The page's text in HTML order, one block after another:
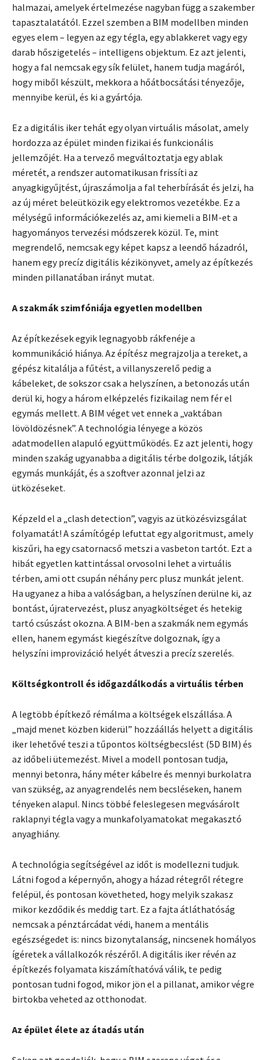
halmazai, amelyek értelmezése nagyban függ a szakember
tapasztalatától. Ezzel szemben a BIM modellben minden
egyes elem – legyen az egy tégla, egy ablakkeret vagy egy
darab hőszigetelés – intelligens objektum. Ez azt jelenti,
hogy a fal nemcsak egy sík felület, hanem tudja magáról,
hogy miből készült, mekkora a hőátbocsátási tényezője,
mennyibe kerül, és ki a gyártója.
Ez a digitális iker tehát egy olyan virtuális másolat, amely
hordozza az épület minden fizikai és funkcionális
jellemzőjét. Ha a tervező megváltoztatja egy ablak
méretét, a rendszer automatikusan frissíti az
anyagkigyűjtést, újraszámolja a fal teherbírását és jelzi, ha
az új méret beleütközik egy elektromos vezetékbe. Ez a
mélységű információkezelés az, ami kiemeli a BIM-et a
hagyományos tervezési módszerek közül. Te, mint
megrendelő, nemcsak egy képet kapsz a leendő házadról,
hanem egy precíz digitális kézikönyvet, amely az építkezés
minden pillanatában irányt mutat.
A szakmák szimfóniája egyetlen modellben
Az építkezések egyik legnagyobb rákfenéje a
kommunikáció hiánya. Az építész megrajzolja a tereket, a
gépész kitalálja a fűtést, a villanyszerelő pedig a
kábeleket, de sokszor csak a helyszínen, a betonozás után
derül ki, hogy a három elképzelés fizikailag nem fér el
egymás mellett. A BIM véget vet ennek a „vaktában
lövöldözésnek”. A technológia lényege a közös
adatmodellen alapuló együttműködés. Ez azt jelenti, hogy
minden szakág ugyanabba a digitális térbe dolgozik, látják
egymás munkáját, és a szoftver azonnal jelzi az
ütközéseket.
Képzeld el a „clash detection”, vagyis az ütközésvizsgálat
folyamatát! A számítógép lefuttat egy algoritmust, amely
kiszűri, ha egy csatornacső metszi a vasbeton tartót. Ezt a
hibát egyetlen kattintással orvosolni lehet a virtuális
térben, ami ott csupán néhány perc plusz munkát jelent.
Ha ugyanez a hiba a valóságban, a helyszínen derülne ki, az
bontást, újratervezést, plusz anyagköltséget és hetekig
tartó csúszást okozna. A BIM-ben a szakmák nem egymás
ellen, hanem egymást kiegészítve dolgoznak, így a
helyszíni improvizáció helyét átveszi a precíz szerelés.
Költségkontroll és időgazdálkodás a virtuális térben
A legtöbb építkező rémálma a költségek elszállása. A
„majd menet közben kiderül” hozzáállás helyett a digitális
iker lehetővé teszi a tűpontos költségbecslést (5D BIM) és
az időbeli ütemezést. Mivel a modell pontosan tudja,
mennyi betonra, hány méter kábelre és mennyi burkolatra
van szükség, az anyagrendelés nem becsléseken, hanem
tényeken alapul. Nincs többé feleslegesen megvásárolt
raklapnyi tégla vagy a munkafolyamatokat megakasztó
anyaghiány.
A technológia segítségével az időt is modellezni tudjuk.
Látni fogod a képernyőn, ahogy a házad rétegről rétegre
felépül, és pontosan követheted, hogy melyik szakasz
mikor kezdődik és meddig tart. Ez a fajta átláthatóság
nemcsak a pénztárcádat védi, hanem a mentális
egészségedet is: nincs bizonytalanság, nincsenek homályos
ígéretek a vállalkozók részéről. A digitális iker révén az
építkezés folyamata kiszámíthatóvá válik, te pedig
pontosan tudni fogod, mikor jön el a pillanat, amikor végre
birtokba veheted az otthonodat.
Az épület élete az átadás után